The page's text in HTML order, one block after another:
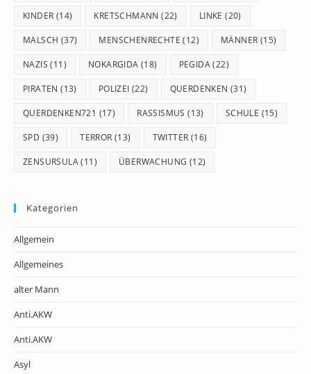
KINDER (14) KRETSCHMANN (22) LINKE (20)
MALSCH (37) MENSCHENRECHTE (12) MÄNNER (15)
NAZIS (11) NOKARGIDA (18) PEGIDA(22)
PIRATEN (13) POLIZEI (22) QUERDENKEN (31)
QUERDENKEN721 (17) RASSISMUS (13) SCHULE (15)
SPD (39) TERROR (13) TWITTER (16)
ZENSURSULA(11) ÜBERWACHUNG (12)
Kategorien
Allgemein
Allgemeines
alter Mann
Anti.AKW
Anti.AKW
Asyl